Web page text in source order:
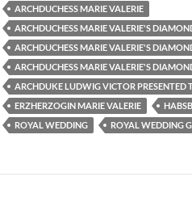
ARCHDUCHESS MARIE VALERIE
ARCHDUCHESS MARIE VALERIE'S
ARCHDUCHESS MARIE VALERIE'S
ARCHDUCHESS MARIE VALERIE'S
ARCHDUKE LUDWIG VICTOR PRESENTED
ERZHERZOGIN MARIE VALERIE
ROYAL WEDDING
ROYAL WEDDING